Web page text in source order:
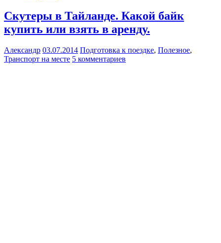
Скутеры в Тайланде. Какой байк
купить или взять в аренду.
Александр 03.07.2014 Подготовка к поездке, Полезное,
Транспорт на месте 5 комментариев